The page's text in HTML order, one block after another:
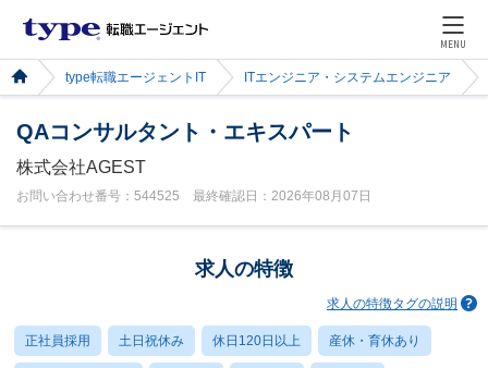
MENU
type転職エージェントIT ITエンジニア・システムエンジニア
QAコンサルタント・エキスパート
株式会社AGEST
お問い合わせ番号：544525 最終確認日：2026年08月07日
求人の特徴
求人の特徴タグの説明
正社員採用 土日祝休み 休日120日以上 産休・育休あり